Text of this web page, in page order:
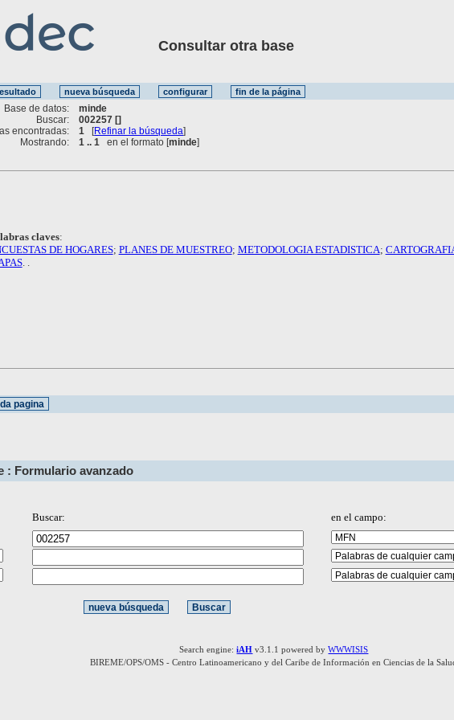
Consultar otra base
Base de datos:
minde
Buscar:
002257 []
encontradas:
1 [Refinar la búsqueda]
Mostrando:
1 .. 1 en el formato [minde]
claves:
DE HOGARES; PLANES DE MUESTREO; METODOLOGIA ESTADISTICA;
. .
: Formulario avanzado
Buscar:
en el campo:
Search engine:iAH v3.1.1 powered byWWWISIS
BIREME/OPS/OMS - Centro Latinoamericano y del Caribe de Información en Ciencias de la